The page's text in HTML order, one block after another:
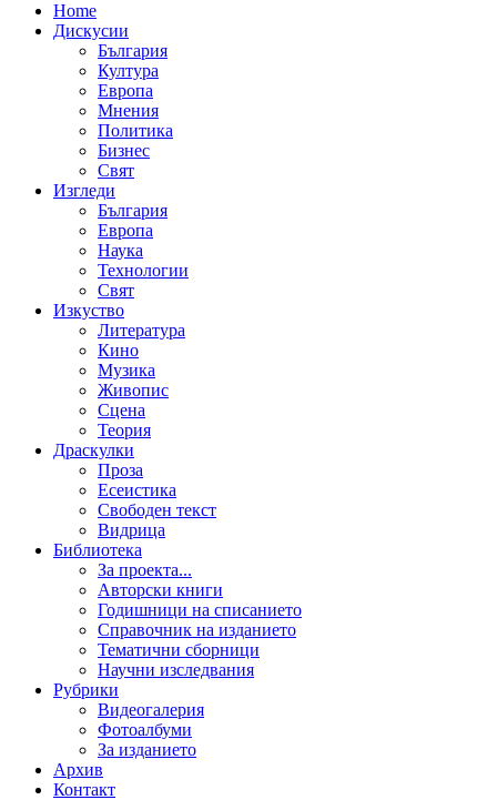
Home
Дискусии
България
Култура
Европа
Мнения
Политика
Бизнес
Свят
Изгледи
България
Европа
Наука
Технологии
Свят
Изкуство
Литература
Кино
Музика
Живопис
Сцена
Теория
Драскулки
Проза
Есеистика
Свободен текст
Видрица
Библиотека
За проекта...
Авторски книги
Годишници на списанието
Справочник на изданието
Тематични сборници
Научни изследвания
Рубрики
Видеогалерия
Фотоалбуми
За изданието
Архив
Контакт